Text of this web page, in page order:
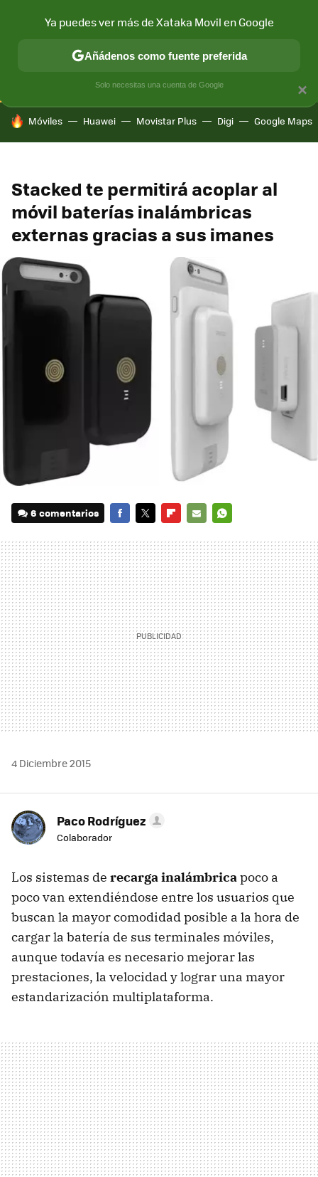
CONECTIVIDAD MÓVIL Y SOCIEDAD APLICACIONES
HOY SE HABLA DE
Móviles Huawei Movistar Plus Digi Google Maps
Stacked te permitirá acoplar al
móvil baterías inalámbricas
externas gracias a sus imanes
6 comentarios
MAIL
4 Diciembre 2015
Paco Rodríguez
Colaborador
Los sistemas de recarga inalámbrica poco a
poco van extendiéndose entre los usuarios que
buscan la mayor comodidad posible a la hora de
cargar la batería de sus terminales móviles,
aunque todavía es necesario mejorar las
prestaciones, la velocidad y lograr una mayor
estandarización multiplataforma.
×
Ya puedes ver más de Xataka Movil en Google
Añádenos como fuente preferida
Solo necesitas una cuenta de Google